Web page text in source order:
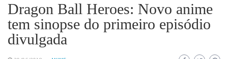
Dragon Ball Heroes: Novo anime
tem sinopse do primeiro episódio
divulgada